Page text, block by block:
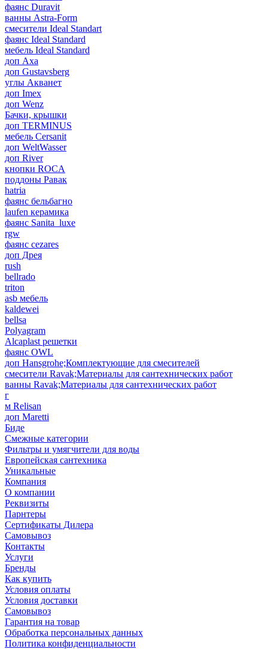
фаянс Duravit
ванны Astra-Form
смесители Ideal Standart
фаянс Ideal Standard
мебель Ideal Standard
доп Axa
доп Gustavsberg
углы Акванет
доп Imex
доп Wenz
Бачки, крышки
доп TERMINUS
мебель Cersanit
доп WeltWasser
доп River
кнопки ROCA
поддоны Равак
hatria
фаянс бельбагно
laufen керамика
фаянс Sanita_luxe
rgw
фаянс cezares
доп Дрея
rush
bellrado
triton
asb мебель
kaldewei
bellsa
Polyagram
Alcaplast решетки
фаянс OWL
доп Hansgrohe;Комплектующие для смесителей
смесители Ravak;Материалы для сантехнических работ
ванны Ravak;Материалы для сантехнических работ
г
м Relisan
доп Maretti
Биде
Смежные категории
Фильтры и умягчители для воды
Европейская сантехника
Уникальные
Компания
О компании
Реквизиты
Парнтеры
Сертификаты Дилера
Самовывоз
Контакты
Услуги
Бренды
Как купить
Условия оплаты
Условия доставки
Самовывоз
Гарантия на товар
Обработка персональных данных
Политика конфиденциальности